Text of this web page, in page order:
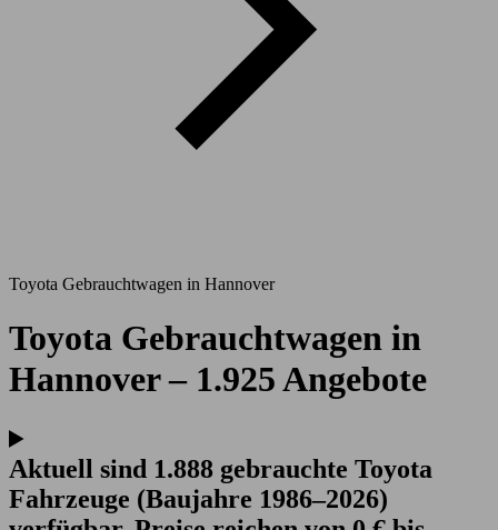
Toyota Gebrauchtwagen in Hannover
Toyota Gebrauchtwagen in
Hannover – 1.925 Angebote
Aktuell sind 1.888 gebrauchte Toyota
Fahrzeuge (Baujahre 1986–2026)